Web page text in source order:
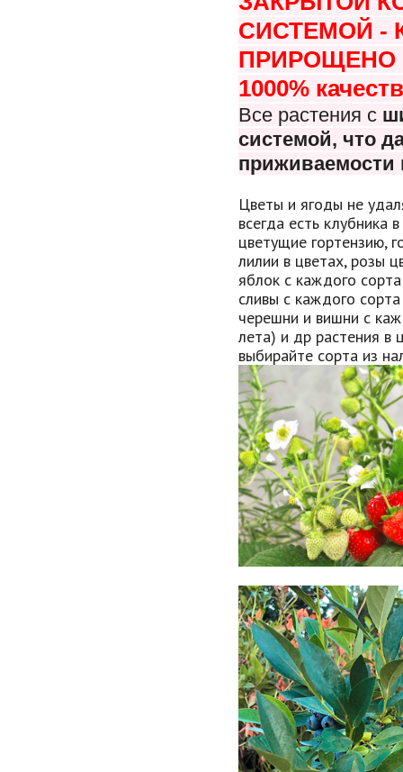
СИСТЕМОЙ -
ПРИРОЩЕНО
1000%
Все растения с
системой, что
приживаемости
Цветы и ягоды не
всегда есть клубника
цветущие гортензию,
лилии в цветах, розы
яблок с каждого
сливы с каждого
черешни и вишни с
лета) и др растения в
выбирайте сорта из